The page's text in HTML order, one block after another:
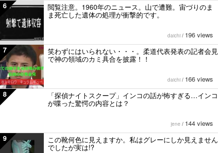
6
閲覧注意。1960年のニュース。山で遭難。宙づりのま
ま死亡した遺体の処理が衝撃的です。
daichi / 196 views
7
笑わずにはいられない・・・。柔道代表発表の記者会見
で神の領域のカミ具合を披露！！
daichi / 166 views
8
「探偵ナイトスクープ」インコの話が怖すぎる…インコ
が喋った驚愕の内容とは？
jene / 144 views
9
この靴何色に見えますか。私はグレーにしか見えません
でしたが実は!?